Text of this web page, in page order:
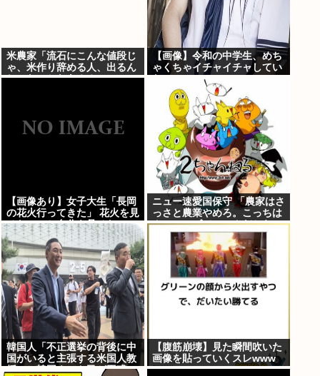
米農家「流石にこんな値段じ
ゃ、米作り辞める人、出るん
じゃないかなあ？？」
【画像】令和の中学生、めち
ゃくちゃイチャイチャしてい
【画像あり】女子大生「長岡
の花火行ってきた」 花火を見
せたいのか自分を見せたいの
かどっちだよ！
ニュー速愛国保守 「農家はさ
っさと農業やめろ。こっちは
カルローズでいいんだから。
農業されたら迷惑だ」
韓国人「不正選挙の背後に中
国がいると主張する米国人教
授に、韓国ネット民が困惑」
【腹筋崩壊】見た瞬間吹いた
画像を貼っていくスレwww